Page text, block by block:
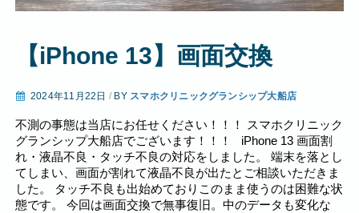
【iPhone 13】画面交換
2024年11月22日 / BY スマホクリニックグランシップ大船店
不測の事態は当店にお任せください！！！ スマホクリニック
グランシップ大船店でございます！！！ iPhone 13 画面割
れ・液晶不良・タッチ不良の対応をしました。 端末を落とし
てしまい、画面が割れて液晶不良が出たとご相談いただきま
した。 タッチ不良も出始めておりこのまま使うのは困難な状
態です。 今回は画面交換で無事復旧。中のデータも変化な